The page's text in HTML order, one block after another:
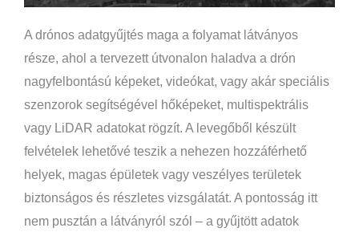
A drónos adatgyűjtés maga a folyamat látványos
része, ahol a tervezett útvonalon haladva a drón
nagyfelbontású képeket, videókat, vagy akár speciális
szenzorok segítségével hőképeket, multispektrális
vagy LiDAR adatokat rögzít. A levegőből készült
felvételek lehetővé teszik a nehezen hozzáférhető
helyek, magas épületek vagy veszélyes területek
biztonságos és részletes vizsgálatát. A pontosság itt
nem pusztán a látványról szól – a gyűjtött adatok